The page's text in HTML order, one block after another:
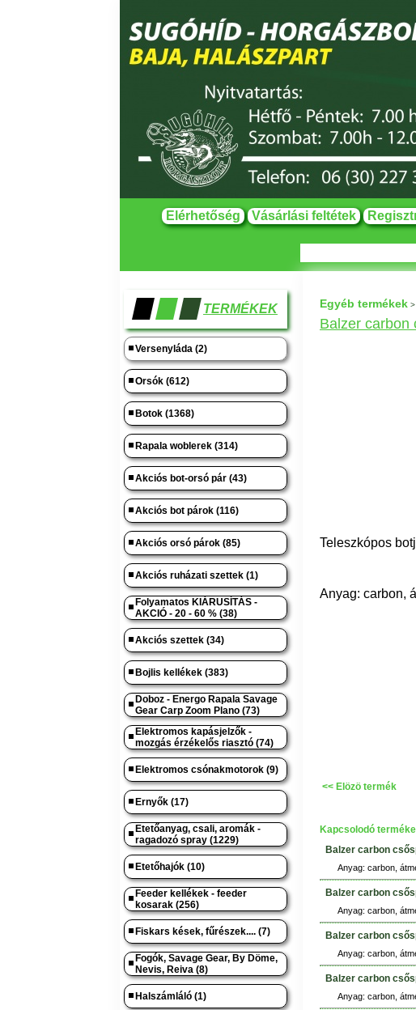
Elérhetőség Vásárlási feltétek
TERMÉKEK
Versenyláda (2)
Orsók (612)
Botok (1368)
Rapala woblerek (314)
Akciós bot-orsó pár (43)
Akciós bot párok (116)
Akciós orsó párok (85)
Akciós ruházati szettek (1)
Folyamatos KIÁRUSÍTÁS -
AKCIÓ - 20 - 60 % (38)
Akciós szettek (34)
Bojlis kellékek (383)
Doboz - Energo Rapala Savage
Gear Carp Zoom Plano (73)
Elektromos kapásjelzők -
mozgás érzékelős riasztó (74)
Elektromos csónakmotorok (9)
Ernyők (17)
Etetőanyag, csali, aromák -
ragadozó spray (1229)
Etetőhajók (10)
Feeder kellékek - feeder
kosarak (256)
Fiskars kések, fűrészek.... (7)
Fogók, Savage Gear, By Döme,
Nevis, Reiva (8)
Halszámláló (1)
Egyéb termékek >
Balzer carbon
Teleszkópos
Anyag: carbon,
<< Elözö termék
Kapcsolodó
Balzer carbon
Anyag: carbon,
Balzer carbon
Anyag: carbon,
Balzer carbon
Anyag: carbon,
Balzer carbon
Anyag: carbon,